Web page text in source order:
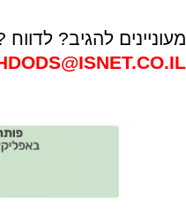
מעוניינים להגיב?